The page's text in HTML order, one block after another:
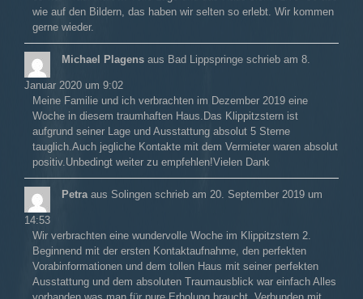
wie auf den Bildern, das haben wir selten so erlebt. Wir kommen
gerne wieder.
Michael Plagens aus Bad Lippspringe schrieb am 8.
Januar 2020 um 9:02
Meine Familie und ich verbrachten im Dezember 2019 eine
Woche in diesem traumhaften Haus.Das Klippitzstern ist
aufgrund seiner Lage und Ausstattung absolut 5 Sterne
tauglich.Auch jegliche Kontakte mit dem Vermieter waren absolut
positiv.Unbedingt weiter zu empfehlen!Vielen Dank
Petra aus Solingen schrieb am 20. September 2019 um
14:53
Wir verbrachten eine wundervolle Woche im Klippitzstern 2.
Beginnend mit der ersten Kontaktaufnahme, den perfekten
Vorabinformationen und dem tollen Haus mit seiner perfekten
Ausstattung und dem absoluten Traumausblick war einfach Alles